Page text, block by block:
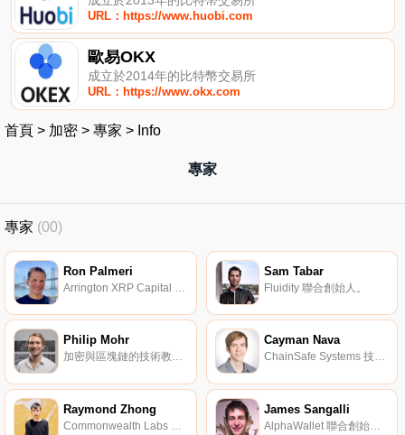
URL：https://www.huobi.com
歐易OKX
成立於2014年的比特幣交易所
URL：https://www.okx.com
首頁 > 加密 > 專家 > Info
專家
專家 (00)
Ron Palmeri Sam Tabar
Fluidity 聯合創始人。
Philip Mohr
加密與區塊鏈的技術教育專家。
Cayman Nava
ChainSafe Systems 技術總監。
Raymond Zhong
Commonwealth Labs 聯合創始人。
James Sangalli
AlphaWallet 聯合創始人。